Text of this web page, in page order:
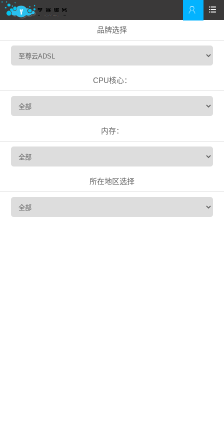


品牌选择
CPU核心：
内存：
所在地区选择